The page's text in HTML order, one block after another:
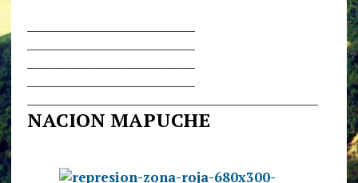
NACION MAPUCHE